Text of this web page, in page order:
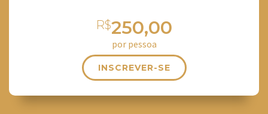
R$250,00
por pessoa
INSCREVER-SE